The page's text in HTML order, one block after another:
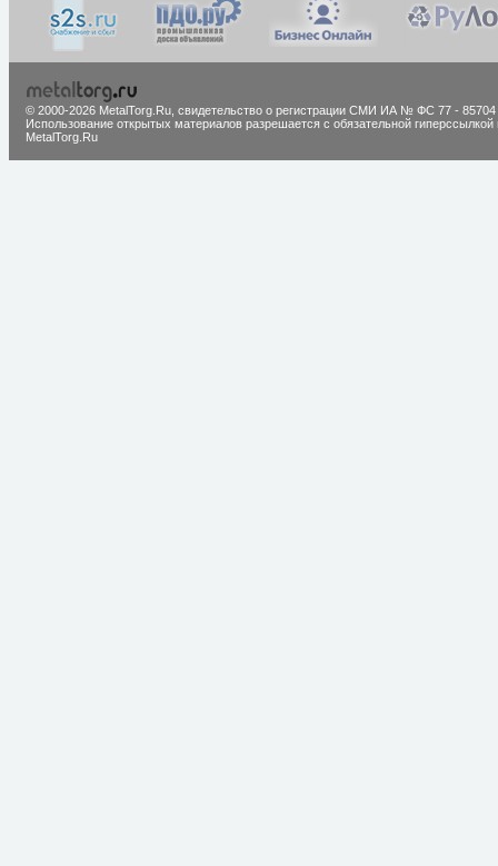
© 2000-2026 MetalTorg.Ru, cвидетельство о регистрации СМИ ИА № ФС 77 - 85704
Использование открытых материалов разрешается с обязательной гиперссылкой
MetalTorg.Ru